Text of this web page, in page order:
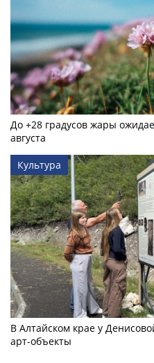
До +28 градусов жары
августа
Культура
В Алтайском крае у
арт-объекты